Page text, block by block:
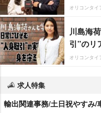
オリコンタイ
川島海
引”のリ
オリコンタイ
求人特集
輸出関連事務/土日祝やすみ/